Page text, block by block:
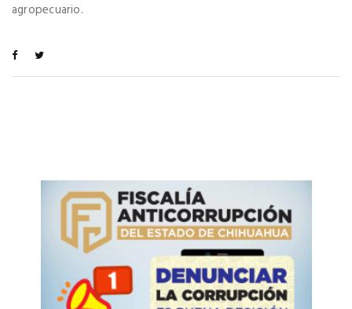
agropecuario.